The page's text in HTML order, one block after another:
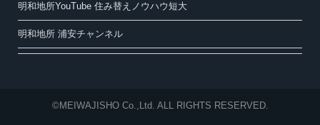
明和地所YouTube 住み替えノウハウ短大
明和地所 浦安チャンネル
©MEIWAJISHO Co.,Ltd. ALL RIGHTS RESERVED.